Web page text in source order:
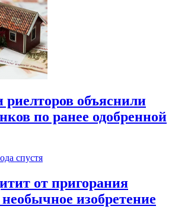
объяснили
по ранее одобренной
спустя
от пригорания
изобретение